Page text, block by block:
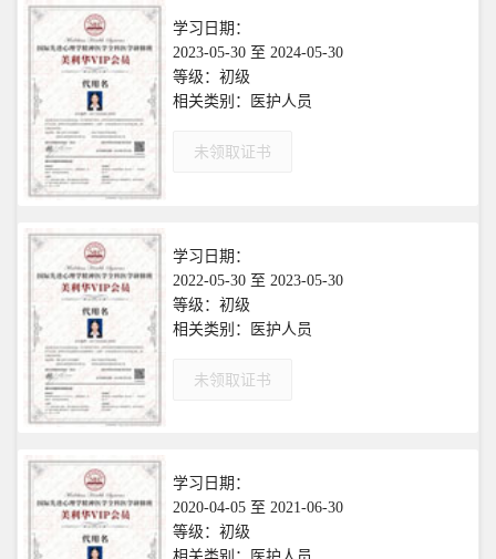
学习日期：
2023-05-30 至 2024-05-30
等级：初级
相关类别：医护人员
未领取证书
学习日期：
2022-05-30 至 2023-05-30
等级：初级
相关类别：医护人员
未领取证书
学习日期：
2020-04-05 至 2021-06-30
等级：初级